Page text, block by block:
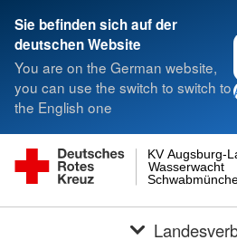
Sie befinden sich auf der
deutschen Website
You are on the German website,
you can use the switch to switch to
the English one
Wasserwacht
KV Augsburg-